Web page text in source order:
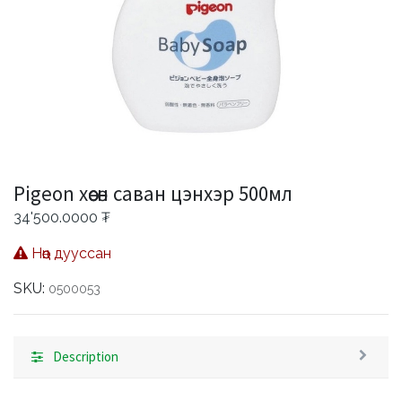
Pigeon хөөсөн саван цэнхэр 500мл
34'500.0000 ₮
Нөөц дууссан
SKU: 0500053
Description